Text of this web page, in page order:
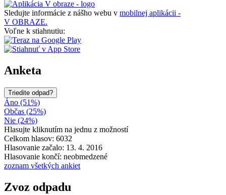
Sledujte informácie z nášho webu v mobilnej aplikácii -
V OBRAZE.
Voľne k stiahnutiu:
Anketa
Triedite odpad?
Áno (51%)
Občas (25%)
Nie (24%)
Hlasujte kliknutím na jednu z možností
Celkom hlasov: 6032
Hlasovanie začalo: 13. 4. 2016
Hlasovanie končí: neobmedzené
zoznam všetkých ankiet
Zvoz odpadu